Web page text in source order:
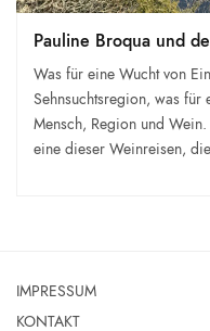
Pauline Broqua und
Was für eine Wucht von
Sehnsuchtsregion, was für
Mensch, Region und
eine dieser Weinreisen,
IMPRESSUM
KONTAKT